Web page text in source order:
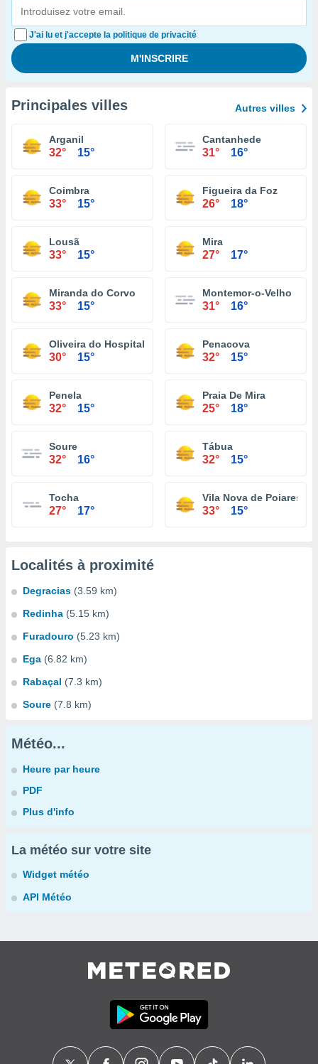
J'ai lu et j'accepte la politique de privacité
Principales villes Autres villes
Arganil
32° 15°
Cantanhede
31° 16°
Coimbra
33° 15°
Figueira da Foz
26° 18°
Lousã
33° 15°
Mira
27° 17°
Miranda do Corvo
33° 15°
Montemor-o-Velho
31° 16°
Oliveira do Hospital
30° 15°
Penacova
32° 15°
Penela
32° 15°
Praia De Mira
25° 18°
Soure
32° 16°
Tábua
32° 15°
Tocha
27° 17°
Vila Nova de Poiares
33° 15°
Localités à proximité
Degracias (3.59 km)
Redinha (5.15 km)
Furadouro (5.23 km)
Ega (6.82 km)
Rabaçal (7.3 km)
Soure (7.8 km)
Météo...
Heure par heure
PDF
Plus d'info
La météo sur votre site
Widget météo
API Météo